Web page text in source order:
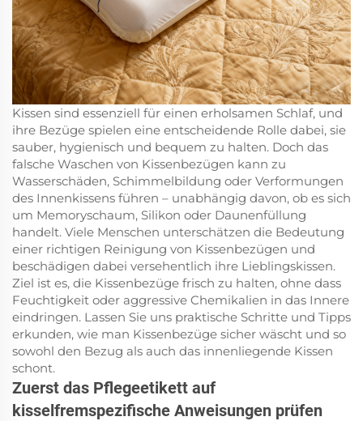
Kissen sind essenziell für einen erholsamen Schlaf, und
ihre Bezüge spielen eine entscheidende Rolle dabei, sie
sauber, hygienisch und bequem zu halten. Doch das
falsche Waschen von Kissenbezügen kann zu
Wasserschäden, Schimmelbildung oder Verformungen
des Innenkissens führen – unabhängig davon, ob es sich
um Memoryschaum, Silikon oder Daunenfüllung
handelt. Viele Menschen unterschätzen die Bedeutung
einer richtigen Reinigung von Kissenbezügen und
beschädigen dabei versehentlich ihre Lieblingskissen.
Ziel ist es, die Kissenbezüge frisch zu halten, ohne dass
Feuchtigkeit oder aggressive Chemikalien in das Innere
eindringen. Lassen Sie uns praktische Schritte und Tipps
erkunden, wie man Kissenbezüge sicher wäscht und so
sowohl den Bezug als auch das innenliegende Kissen
schont.
Zuerst das Pflegeetikett auf
kisselfremspezifische Anweisungen prüfen